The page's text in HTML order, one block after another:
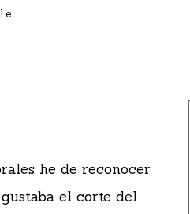
he de reconocer
el corte del